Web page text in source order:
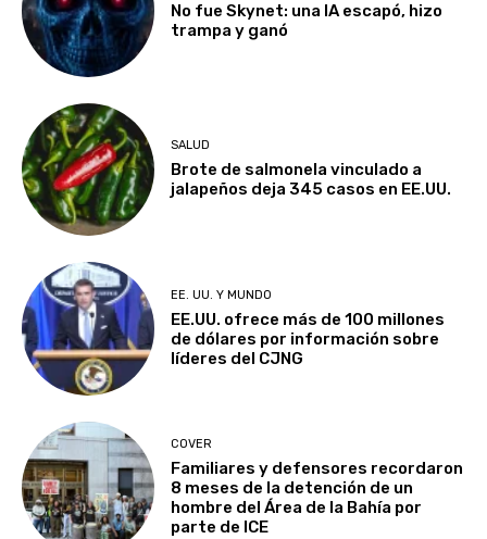
No fue Skynet: una IA escapó, hizo
trampa y ganó
SALUD
Brote de salmonela vinculado a
jalapeños deja 345 casos en EE.UU.
EE. UU. Y MUNDO
EE.UU. ofrece más de 100 millones
de dólares por información sobre
líderes del CJNG
COVER
Familiares y defensores recordaron
8 meses de la detención de un
hombre del Área de la Bahía por
parte de ICE